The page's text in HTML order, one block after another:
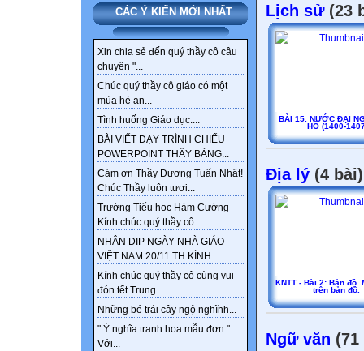
CÁC Ý KIẾN MỚI NHẤT
Xin chia sẻ đến quý thầy cô câu
chuyện "...
Chúc quý thầy cô giáo có một
mùa hè an...
Tình huống Giáo dục....
BÀI VIẾT DẠY TRÌNH CHIẾU
POWERPOINT THẦY BẢNG...
Cám ơn Thầy Dương Tuấn Nhật!
Chúc Thầy luôn tươi...
Trường Tiểu học Hàm Cường
Kính chúc quý thầy cô...
NHÂN DỊP NGÀY NHÀ GIÁO
VIỆT NAM 20/11 TH KÍNH...
Kính chúc quý thầy cô cùng vui
đón tết Trung...
Những bé trái cây ngộ nghĩnh...
" Ý nghĩa tranh hoa mẫu đơn "
Với...
Lịch sử(23
BÀI 15. NƯỚC ĐẠI
HỒ (1400-
Địa lý (4 bài)
KNTT - Bài 2: Bản đồ.
trên bản đồ.
Ngữ văn (71